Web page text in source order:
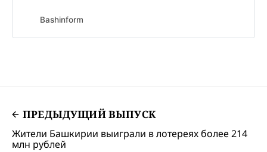
Bashinform
ПРЕДЫДУЩИЙ ВЫПУСК
Жители Башкирии выиграли в лотереях более 214
млн рублей